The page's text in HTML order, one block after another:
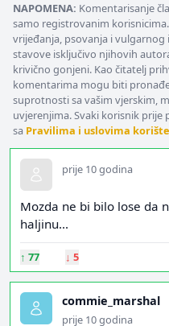
NAPOMENA: Komentarisanje
samo registrovanim
vrijeđanja, psovanja i
stavove isključivo njihovih
krivično gonjeni. Kao čitatelj
komentarima mogu biti
suprotnosti sa vašim vjerskim,
uvjerenjima. Svaki korisnik
sa Pravilima i uslovima
prije 10 godina
Mozda ne bi bilo lose da
haljinu...
↑ 77 ↓ 5
commie_marshal
prije 10 godina